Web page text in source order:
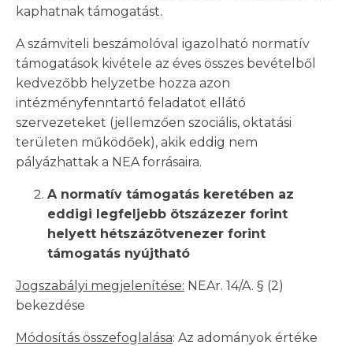
kaphatnak támogatást.
A számviteli beszámolóval igazolható normatív
támogatások kivétele az éves összes bevételből
kedvezőbb helyzetbe hozza azon
intézményfenntartó feladatot ellátó
szervezeteket (jellemzően szociális, oktatási
területen működőek), akik eddig nem
pályázhattak a NEA forrásaira.
A normatív támogatás keretében az
eddigi legfeljebb ötszázezer forint
helyett hétszázötvenezer forint
támogatás nyújtható
Jogszabályi megjelenítése: NEAr. 14/A. § (2)
bekezdése
Módosítás összefoglalása: Az adományok értéke